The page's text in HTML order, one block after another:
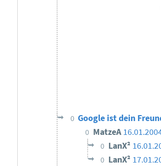
0 Google ist dein
0 MatzeA
0 LanX²
0 LanX²